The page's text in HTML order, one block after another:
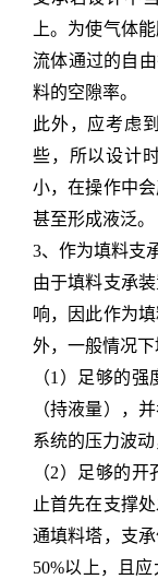
上。为使气体
流体通过的自
料的空隙率。
此外，应考虑
些，所以设计
小，在操作中
甚至形成液泛。
3、作为填料支
由于填料支承
响，因此作为
外，一般情况下
（1）足够的强
（持液量），
系统的压力波动
（2）足够的开
止首先在支撑
通填料塔，支
50%以上，且